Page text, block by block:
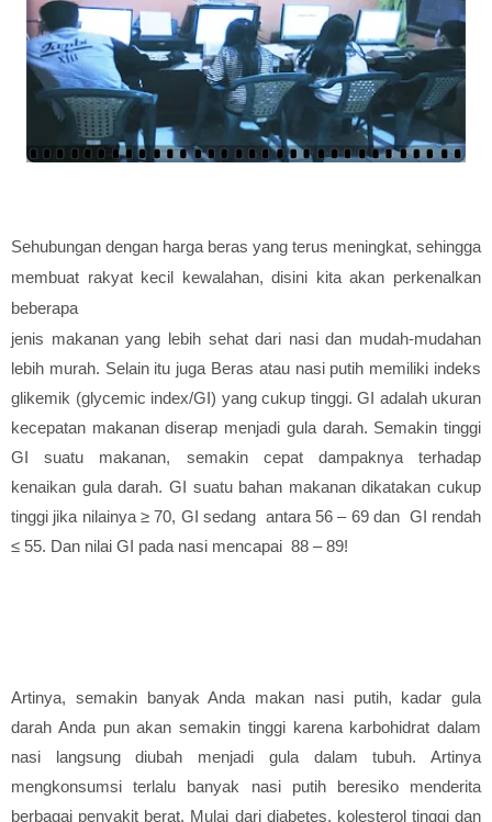
Sehubungan dengan harga beras yang terus meningkat, sehingga
membuat rakyat kecil kewalahan, disini kita akan perkenalkan
beberapa
jenis makanan yang lebih sehat dari nasi dan mudah-mudahan
lebih murah. Selain itu juga Beras atau nasi putih memiliki indeks
glikemik (glycemic index/GI) yang cukup tinggi. GI adalah ukuran
kecepatan makanan diserap menjadi gula darah. Semakin tinggi
GI suatu makanan, semakin cepat dampaknya terhadap
kenaikan gula darah. GI suatu bahan makanan dikatakan cukup
tinggi jika nilainya ≥ 70, GI sedang antara 56 – 69 dan GI rendah
≤ 55. Dan nilai GI pada nasi mencapai 88 – 89!
Artinya, semakin banyak Anda makan nasi putih, kadar gula
darah Anda pun akan semakin tinggi karena karbohidrat dalam
nasi langsung diubah menjadi gula dalam tubuh. Artinya
mengkonsumsi terlalu banyak nasi putih beresiko menderita
berbagai penyakit berat. Mulai dari diabetes, kolesterol tinggi dan